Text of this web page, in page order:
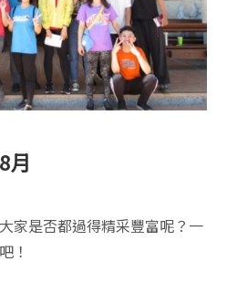
月
家是否都過得精采豐富呢？一
！